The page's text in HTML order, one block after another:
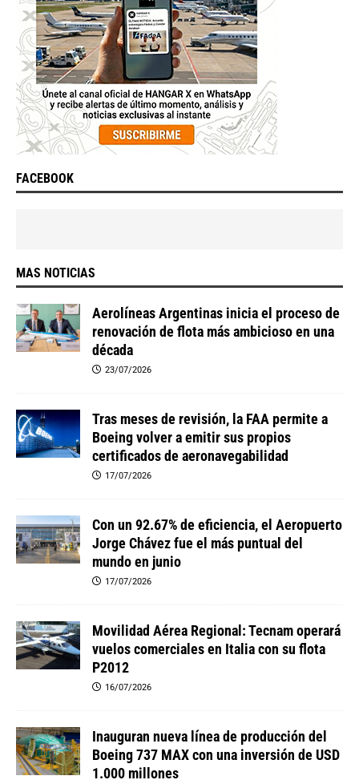
FACEBOOK
MAS NOTICIAS
Aerolíneas Argentinas inicia el proceso de
renovación de flota más ambicioso en una
década
23/07/2026
Tras meses de revisión, la FAA permite a
Boeing volver a emitir sus propios
certificados de aeronavegabilidad
17/07/2026
Con un 92.67% de eficiencia, el Aeropuerto
Jorge Chávez fue el más puntual del
mundo en junio
17/07/2026
Movilidad Aérea Regional: Tecnam operará
vuelos comerciales en Italia con su flota
P2012
16/07/2026
Inauguran nueva línea de producción del
Boeing 737 MAX con una inversión de USD
1.000 millones